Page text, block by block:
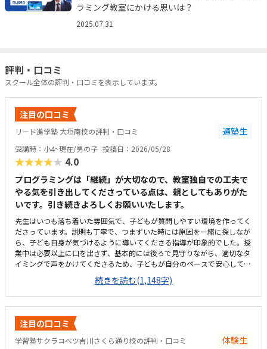
ラミング教室にかける思いは？
2025.07.31
評判・口コミ
スクール全体の評判・口コミを表示しています。
注目の口コミ
リード進学塾 大垣南校の評判・口コミ 通塾生
受講時：小4~現在/男の子 投稿日：2026/05/28
★★★★★ 4.0
プログラミングは「継続」が大切なので、教室独自での工夫で
やる気を引き出してくださっている点は、親としてもありがた
いです。引き続きよろしくお願いいたします。
先生はいつも落ち着いた雰囲気で、子どもが質問しやすい環境を作ってく
ださっています。説明も丁寧で、つまずいた時には原因を一緒に探しなが
ら、子ども自身が気づけるように導いてくださる指導が印象的でした。授
業中は必要以上に口を出さず、基本的には後ろで見守りながら、適切なタ
イミングで声をかけてくださるため、子どもが自分のペースで安心して取
り組めています。カリキュラムの細かな内容まではまだ把握しきれていま
せんが、教室独自の進捗シートがとても分かりやすく作られており、「今
日はどこまで進んだか」が一目で確認できる仕組みになっています。子ど
も自身も「今日はここまで進んだよ」と嬉しそうに教えてくれるので、学
習の見える化がしっかりできていると感じます。さらに、各ステップの先
には「このあたりでどの検定レベルを目指せるか」といった目安も書かれ
ており、今どの段階にいて、どこに向かっているのかが親にも分かりやす
続きを読む(1,148字)
注目の口コミ
学習塾サクラコベツ吉川さくら通り校の評判・口コミ 体験生